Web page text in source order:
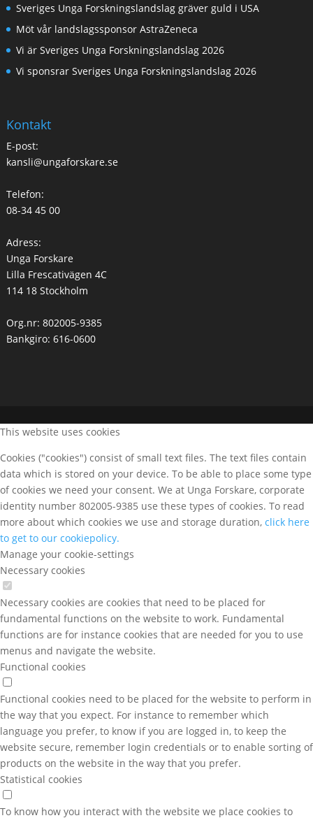
Sveriges Unga Forskningslandslag gräver guld i USA
Möt vår landslagssponsor AstraZeneca
Vi är Sveriges Unga Forskningslandslag 2026
Vi sponsrar Sveriges Unga Forskningslandslag 2026
Kontakt
E-post:
kansli@ungaforskare.se
Telefon:
08-34 45 00
Adress:
Unga Forskare
Lilla Frescativägen 4C
114 18 Stockholm
Org.nr: 802005-9385
Bankgiro: 616-0600
This website uses cookies
Cookies ("cookies") consist of small text files. The text files contain
data which is stored on your device. To be able to place some type
of cookies we need your consent. We at Unga Forskare, corporate
identity number 802005-9385 use these types of cookies. To read
more about which cookies we use and storage duration, click here
to get to our cookiepolicy.
Manage your cookie-settings
Necessary cookies
Necessary cookies are cookies that need to be placed for
fundamental functions on the website to work. Fundamental
functions are for instance cookies that are needed for you to use
menus and navigate the website.
Functional cookies
Functional cookies need to be placed for the website to perform in
the way that you expect. For instance to remember which
language you prefer, to know if you are logged in, to keep the
website secure, remember login credentials or to enable sorting of
products on the website in the way that you prefer.
Statistical cookies
To know how you interact with the website we place cookies to